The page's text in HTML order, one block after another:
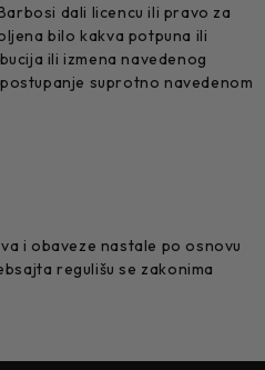
dali licencu ili pravo za
bilo kakva potpuna ili
ili izmena navedenog
suprotno navedenom
i obaveze nastale po osnovu
regulišu se zakonima